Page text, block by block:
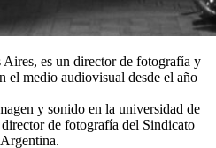
es un director de fotografía y
el medio audiovisual desde el año
y sonido en la universidad de
de fotografía del Sindicato